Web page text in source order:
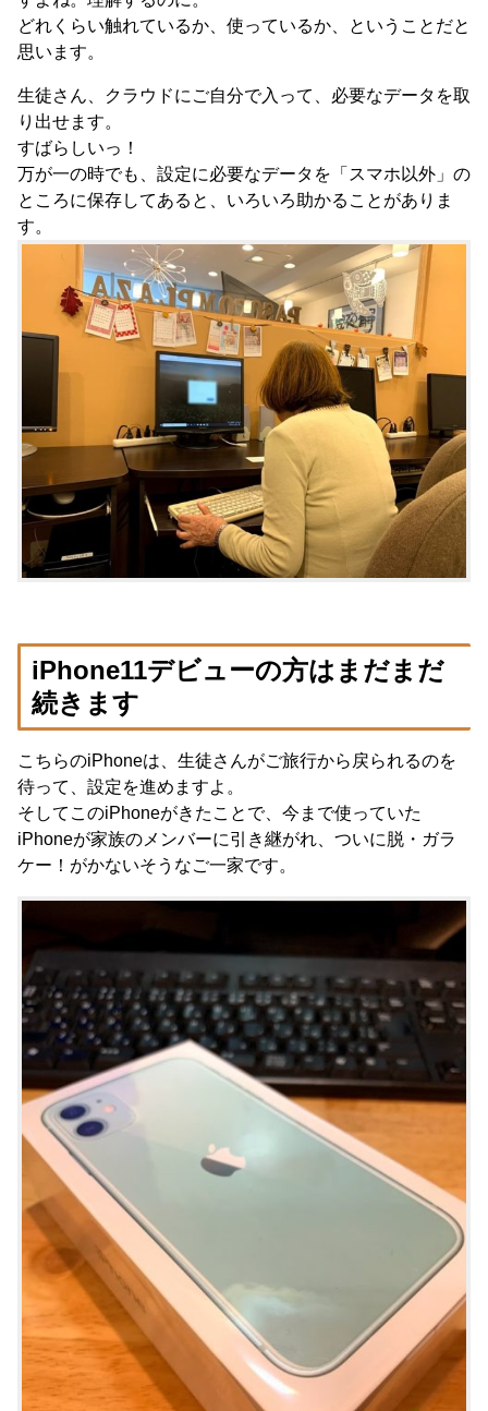
どれくらい触れているか、使っているか、ということだと
思います。
生徒さん、クラウドにご自分で入って、必要なデータを取
り出せます。
すばらしいっ！
万が一の時でも、設定に必要なデータを「スマホ以外」の
ところに保存してあると、いろいろ助かることがありま
す。
iPhone11デビューの方はまだまだ
続きます
こちらのiPhoneは、生徒さんがご旅行から戻られるのを
待って、設定を進めますよ。
そしてこのiPhoneがきたことで、今まで使っていた
iPhoneが家族のメンバーに引き継がれ、ついに脱・ガラ
ケー！がかないそうなご一家です。